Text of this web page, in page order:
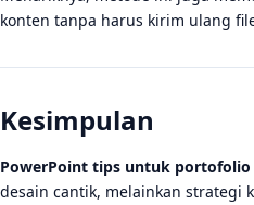
konten tanpa harus kirim ulang
Kesimpulan
PowerPoint tips untuk portofolio
desain cantik, melainkan strategi